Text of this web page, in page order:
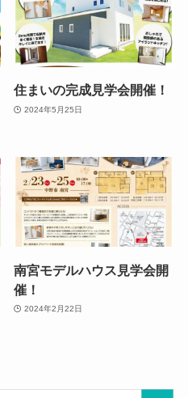
住まいの完成見学会開催！
2024年5月25日
南宮モデルハウス見学会開
催！
2024年2月22日